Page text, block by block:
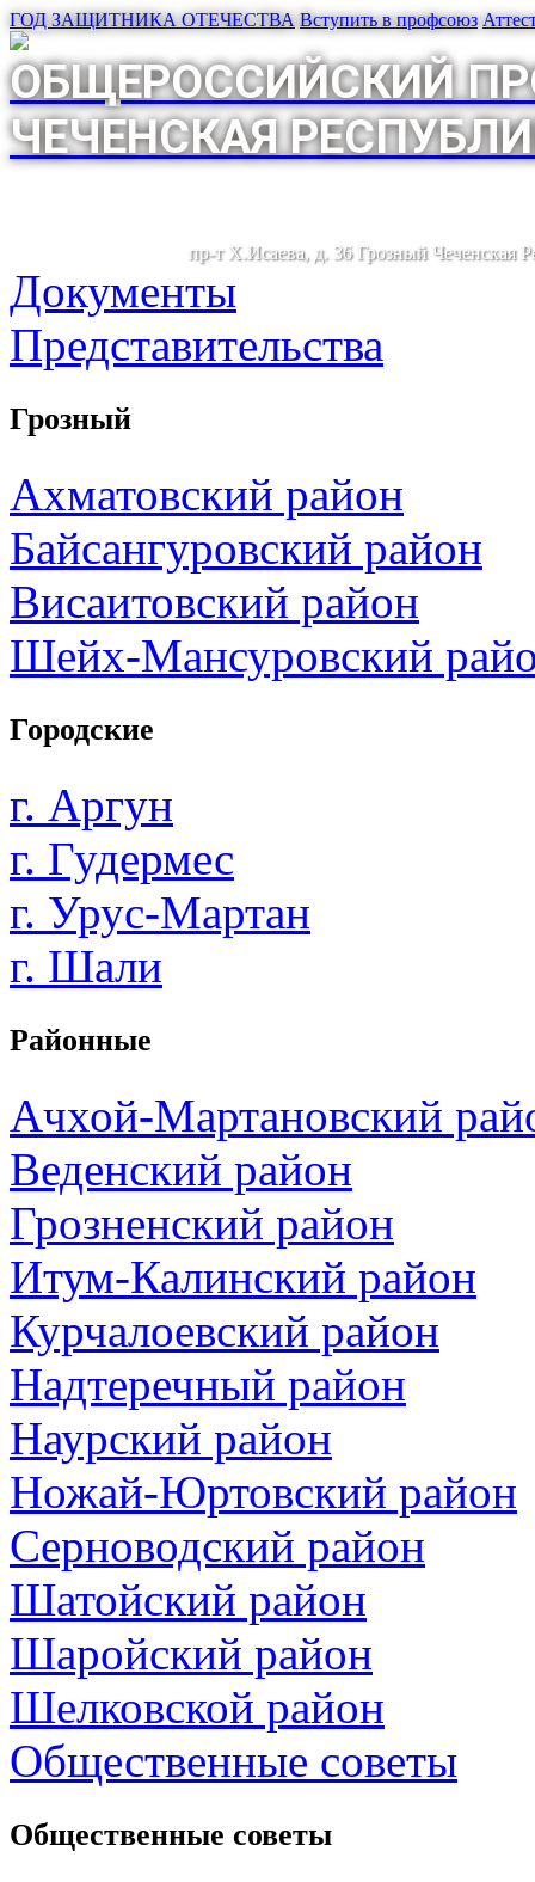
ГОД ЗАЩИТНИКА ОТЕЧЕСТВА Вступить в профсоюз
ОБЩЕРОССИЙСКИЙ
ЧЕЧЕНСКАЯ
пр-т Х.Исаева, д. 36 Грозный Чеченская
Документы
Представительства
Грозный
Ахматовский район
Байсангуровский район
Висаитовский район
Шейх-Мансуровский
Городские
г. Аргун
г. Гудермес
г. Урус-Мартан
г. Шали
Районные
Ачхой-Мартановский
Веденский район
Грозненский район
Итум-Калинский район
Курчалоевский район
Надтеречный район
Наурский район
Ножай-Юртовский район
Серноводский район
Шатойский район
Шаройский район
Шелковской район
Общественные советы
Общественные советы